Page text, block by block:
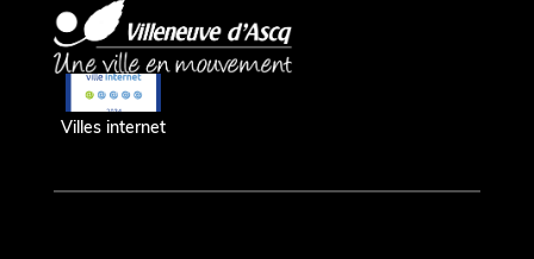
Villes internet